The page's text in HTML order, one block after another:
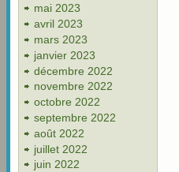
mai 2023
avril 2023
mars 2023
janvier 2023
décembre 2022
novembre 2022
octobre 2022
septembre 2022
août 2022
juillet 2022
juin 2022